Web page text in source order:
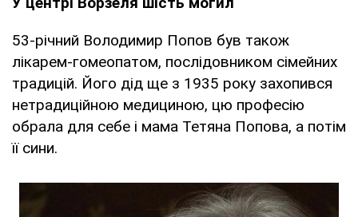
53-річний Володимир Попов був також
лікарем-гомеопатом, послідовником сімейних
традицій. Його дід ще з 1935 року захопився
нетрадиційною медициною, цю професію
обрала для себе і мама Тетяна Попова, а потім
її сини.